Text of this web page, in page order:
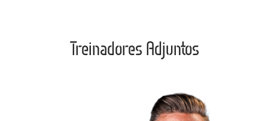
Treinadores Adjuntos